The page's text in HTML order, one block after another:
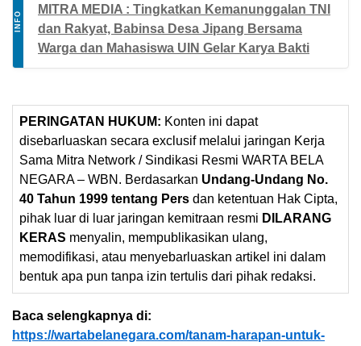
INFO
MITRA MEDIA : Tingkatkan Kemanunggalan TNI
dan Rakyat, Babinsa Desa Jipang Bersama
Warga dan Mahasiswa UIN Gelar Karya Bakti
PERINGATAN HUKUM: Konten ini dapat
disebarluaskan secara exclusif melalui jaringan Kerja
Sama Mitra Network / Sindikasi Resmi WARTA BELA
NEGARA – WBN. Berdasarkan Undang-Undang No.
40 Tahun 1999 tentang Pers dan ketentuan Hak Cipta,
pihak luar di luar jaringan kemitraan resmi DILARANG
KERAS menyalin, mempublikasikan ulang,
memodifikasi, atau menyebarluaskan artikel ini dalam
bentuk apa pun tanpa izin tertulis dari pihak redaksi.
Baca selengkapnya di:
https://wartabelanegara.com/tanam-harapan-untuk-